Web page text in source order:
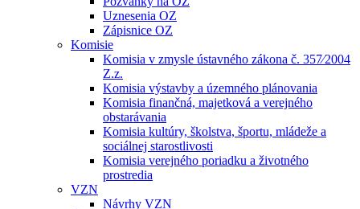
Uznesenia OZ
Zápisnice OZ
Komisie
Komisia v zmysle ústavného zákona č. 357⁄2004
Z.z.
Komisia výstavby a územného plánovania
Komisia finančná, majetková a verejného
obstarávania
Komisia kultúry, školstva, športu, mládeže a
sociálnej starostlivosti
Komisia verejného poriadku a životného
prostredia
VZN
Návrhy VZN